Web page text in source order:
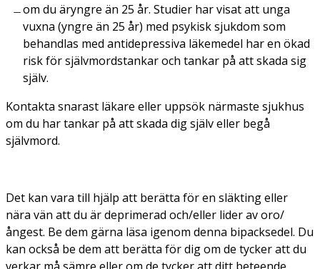
om du äryngre än 25 år. Studier har visat att unga
vuxna (yngre än 25 år) med psykisk sjukdom som
behandlas med antidepressiva läkemedel har en ökad
risk för självmordstankar och tankar på att skada sig
själv.
Kontakta snarast läkare eller uppsök närmaste sjukhus
om du har tankar på att skada dig själv eller begå
självmord.
Det kan vara till hjälp att berätta för en släkting eller
nära vän att du är deprimerad och/eller lider av oro/
ångest. Be dem gärna läsa igenom denna bipacksedel. Du
kan också be dem att berätta för dig om de tycker att du